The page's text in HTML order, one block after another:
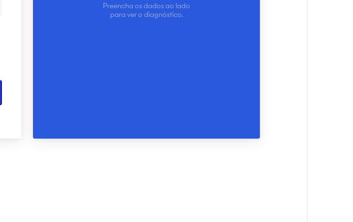
Preencha os dados ao lado
para ver o diagnóstico.